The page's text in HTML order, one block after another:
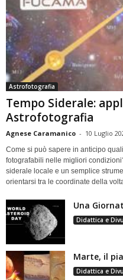
Astrofotografia
Tempo Siderale:
Astrofotografia
Agnese Caramanico - 10 Luglio
Come si può sapere in anticipo
fotografabili nelle migliori
siderale locale e un semplice
orientarsi tra le coordinate della
Una
Didattica e
Marte, il
Didattica e